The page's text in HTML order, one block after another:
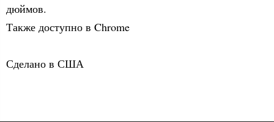
дюймов.
Также доступно в Chrome
Сделано в США